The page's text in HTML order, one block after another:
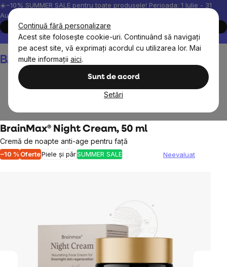
Continuă fără personalizare
Acest site folosește cookie-uri. Continuând să navigați
pe acest site, vă exprimați acordul cu utilizarea lor. Mai
multe informații aici.
Sunt de acord
Setări
Treci
la
conținut
☀️−10% SUMMER SALE pentru toate produsele! Perioada: 1 Iulie - 31
August, 2026.
Cumpără acum
Peste 200.000 de recenzii verificate
Produsele noastre sunt
Coş
de
BrainMax® Night Cream, 50 ml
Cremă de noapte anti-age pentru față
–10 % OfertePiele și părSUMMER SALE
Evaluarea
0,0
din
5
stele.
Neevaluat